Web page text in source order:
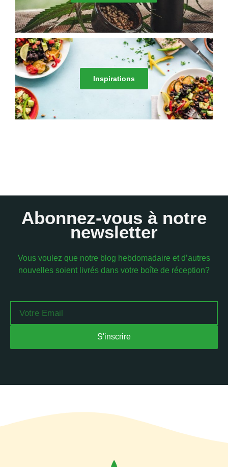
Inspirations
Abonnez-vous à notre
newsletter
Vous voulez que notre blog hebdomadaire et d’autres
nouvelles soient livrés dans votre boîte de réception?
S'inscrire